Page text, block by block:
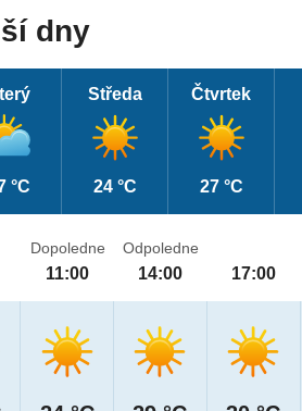
dny
°C
Středa
24 °C
Čtvrtek
27 °C
Dopoledne
11:00
Odpoledne
14:00 17:00